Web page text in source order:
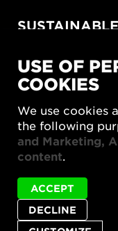
SUSTAINORDIC
Share Future
What Matter_s
Privacy policy
Cookie settings
USE OF
COOKIES
We use cookies
the following
and Marketing,
content.
DECLINE
ACCEPT